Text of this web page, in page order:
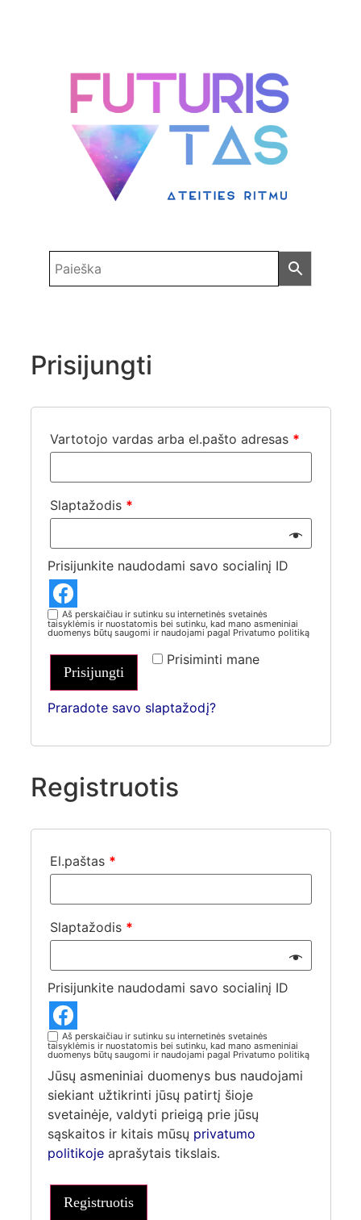
Prisijungti
Vartotojo vardas arba el.pašto adresas *
Slaptažodis *
Prisijunkite naudodami savo socialinį ID
Aš perskaičiau ir sutinku su internetinės svetainės
taisyklėmis ir nuostatomis bei sutinku, kad mano asmeniniai
duomenys būtų saugomi ir naudojami pagal Privatumo politiką
Prisiminti mane
Prisijungti
Praradote savo slaptažodį?
Registruotis
El.paštas *
Slaptažodis *
Prisijunkite naudodami savo socialinį ID
Aš perskaičiau ir sutinku su internetinės svetainės
taisyklėmis ir nuostatomis bei sutinku, kad mano asmeniniai
duomenys būtų saugomi ir naudojami pagal Privatumo politiką
Jūsų asmeniniai duomenys bus naudojami
siekiant užtikrinti jūsų patirtį šioje
svetainėje, valdyti prieigą prie jūsų
sąskaitos ir kitais mūsų privatumo
politikojeaprašytais tikslais.
Registruotis